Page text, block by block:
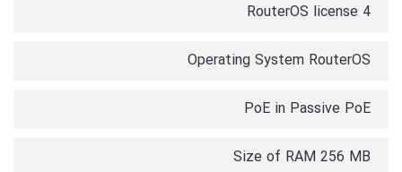
RouterOS license 4
Operating System RouterOS
PoE in Passive PoE
Size of RAM 256 MB